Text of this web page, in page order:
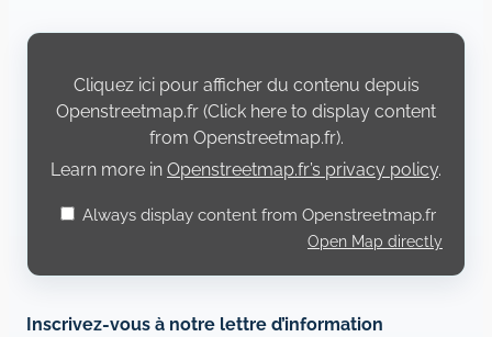
Display
Openstreetmap.fr
Cliquez ici pour afficher du contenu depuis
Openstreetmap.fr (Click here to display content
from Openstreetmap.fr).
Learn more in Openstreetmap.fr’s privacy policy.
Always display content from Openstreetmap.fr
Open Map directly
Inscrivez-vous à notre lettre d’information